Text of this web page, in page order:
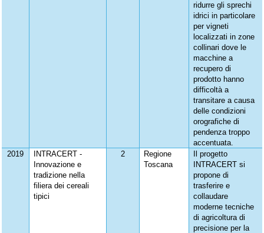
ridurre gli sprechi
idrici in particolare
per vigneti
localizzati in zone
collinari dove le
macchine a
recupero di
prodotto hanno
difficoltà a
transitare a causa
delle condizioni
orografiche di
pendenza troppo
accentuata.
2019
INTRACERT -
Innovazione e
tradizione nella
filiera dei cereali
tipici
2
Regione
Toscana
Il progetto
INTRACERT si
propone di
trasferire e
collaudare
moderne tecniche
di agricoltura di
precisione per la